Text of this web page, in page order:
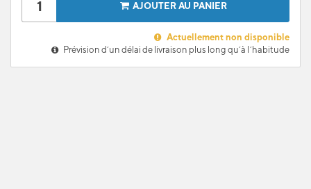
AJOUTER AU PANIER
Actuellement non disponible
Prévision d’un délai de livraison plus long qu’à l’habitude